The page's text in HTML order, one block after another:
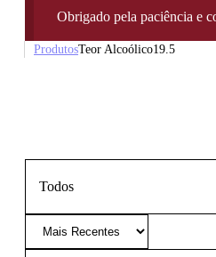
Obrigado pela paciência e
ProdutosTeor Alcoólico19.5
Todos